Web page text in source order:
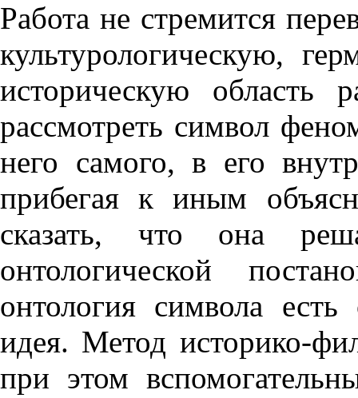
Работа не стремится
культурологическую,
историческую область
рассмотреть символ
него самого, в его
прибегая к иным
сказать, что она
онтологической
онтология символа есть
идея. Метод историко-
при этом